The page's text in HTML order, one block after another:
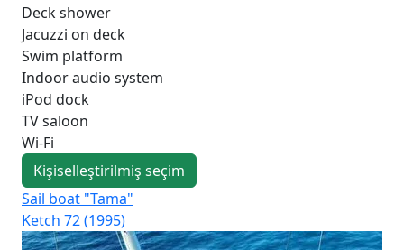
Deck shower
Jacuzzi on deck
Swim platform
Indoor audio system
iPod dock
TV saloon
Wi-Fi
Kişiselleştirilmiş seçim
Sail boat "Tama"
Ketch 72 (1995)